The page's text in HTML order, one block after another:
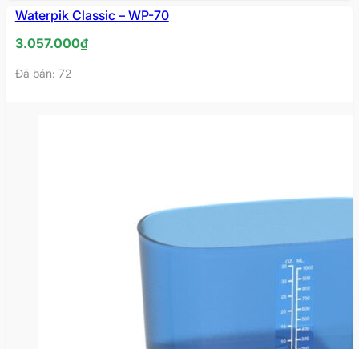
HẾT
Waterpik Classic – WP-70
3.057.000₫
Đã bán: 72